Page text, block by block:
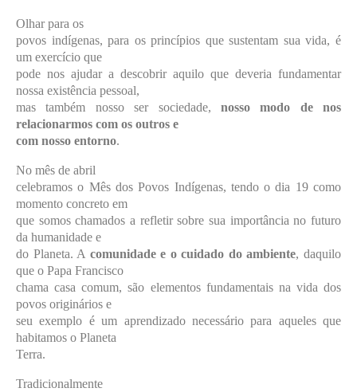
Olhar para os
povos indígenas, para os princípios que sustentam sua vida, é
um exercício que
pode nos ajudar a descobrir aquilo que deveria fundamentar
nossa existência pessoal,
mas também nosso ser sociedade, nosso modo de nos
relacionarmos com os outros e
com nosso entorno.
No mês de abril
celebramos o Mês dos Povos Indígenas, tendo o dia 19 como
momento concreto em
que somos chamados a refletir sobre sua importância no futuro
da humanidade e
do Planeta. A comunidade e o cuidado do ambiente, daquilo
que o Papa Francisco
chama casa comum, são elementos fundamentais na vida dos
povos originários e
seu exemplo é um aprendizado necessário para aqueles que
habitamos o Planeta
Terra.
Tradicionalmente